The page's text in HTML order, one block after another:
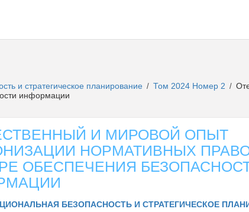
и стратегическое планирование / Том 2024 Номер 2 /
информации
И МИРОВОЙ ОПЫТ
НОРМАТИВНЫХ
ОБЕСПЕЧЕНИЯ
БЕЗОПАСНОСТЬ И СТРАТЕГИЧЕСКОЕ